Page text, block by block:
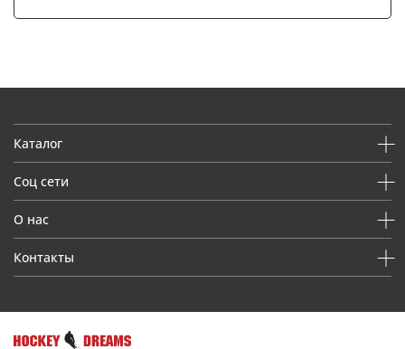
Каталог
Соц сети
О нас
Контакты